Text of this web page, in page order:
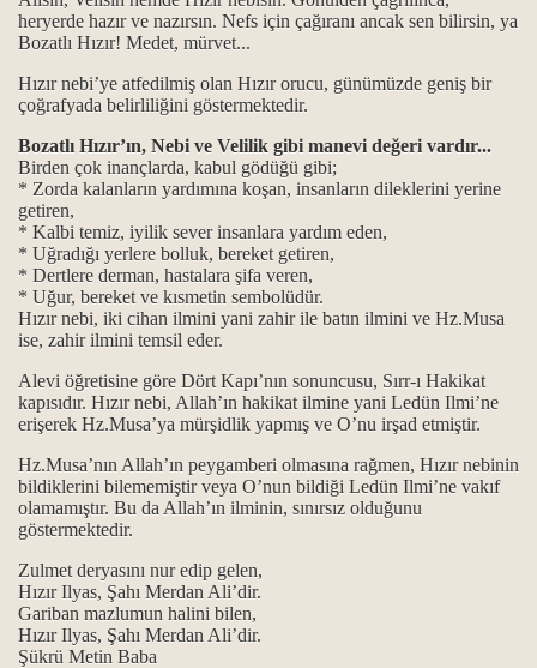
heryerde hazır ve nazırsın. Nefs için çağıranı ancak sen bilirsin, ya
Bozatlı Hızır! Medet, mürvet...
Hızır nebi’ye atfedilmiş olan Hızır orucu, günümüzde geniş bir
çoğrafyada belirliliğini göstermektedir.
Bozatlı Hızır’ın, Nebi ve Velilik gibi manevi değeri vardır...
Birden çok inançlarda, kabul gödüğü gibi;
* Zorda kalanların yardımına koşan, insanların dileklerini yerine
getiren,
* Kalbi temiz, iyilik sever insanlara yardım eden,
* Uğradığı yerlere bolluk, bereket getiren,
* Dertlere derman, hastalara şifa veren,
* Uğur, bereket ve kısmetin sembolüdür.
Hızır nebi, iki cihan ilmini yani zahir ile batın ilmini ve Hz.Musa
ise, zahir ilmini temsil eder.
Alevi öğretisine göre Dört Kapı’nın sonuncusu, Sırr-ı Hakikat
kapısıdır. Hızır nebi, Allah’ın hakikat ilmine yani Ledün Ilmi’ne
erişerek Hz.Musa’ya mürşidlik yapmış ve O’nu irşad etmiştir.
Hz.Musa’nın Allah’ın peygamberi olmasına rağmen, Hızır nebinin
bildiklerini bilememiştir veya O’nun bildiği Ledün Ilmi’ne vakıf
olamamıştır. Bu da Allah’ın ilminin, sınırsız olduğunu
göstermektedir.
Zulmet deryasını nur edip gelen,
Hızır Ilyas, Şahı Merdan Ali’dir.
Gariban mazlumun halini bilen,
Hızır Ilyas, Şahı Merdan Ali’dir.
Şükrü Metin Baba
ve Dar çeşitleri...
kavramları
manaları...
deyimi üzerine…